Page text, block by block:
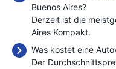
Buenos Aires?
Derzeit ist die
Aires Kompakt.
Was kostet eine
Der